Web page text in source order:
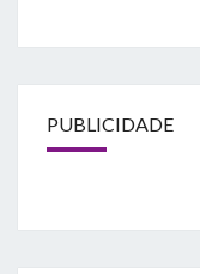
PUBLICIDADE